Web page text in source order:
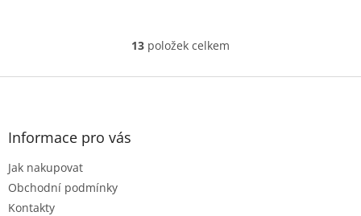
O
l
13 položek celkem
Z
Informace pro vás
Jak nakupovat
Obchodní podmínky
Kontakty